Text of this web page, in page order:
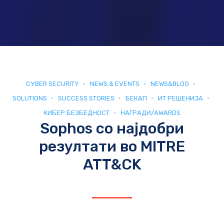
CYBER SECURITY NEWS & EVENTS
NEWS&BLOG
SOLUTIONS
SUCCESS STORIES БЕКАП
ИТ РЕШЕНИЈА
КИБЕР БЕЗБЕДНОСТ
НАГРАДИ/AWARDS
Sophos со најдобри
резултати во MITRE
ATT&CK